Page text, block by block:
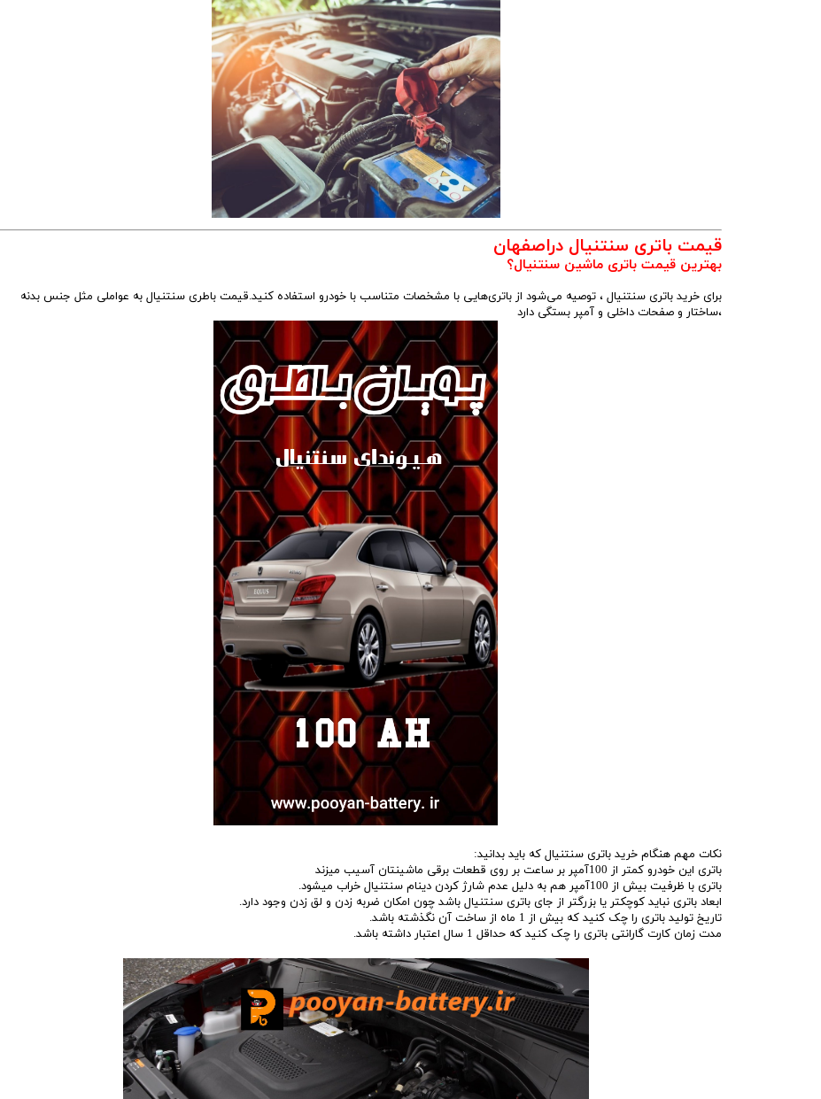
قیمت باتری سنتنیال دراصفهان
بهترین قیمت باتری ماشین سنتنیال؟
برای خرید باتری سنتنیال ، توصیه می‌شود از باتری‌هایی با مشخصات متناسب با خودرو استفاده کنید.قیمت باطری سنتنیال به عواملی مثل جنس بدنه
،ساختار و صفحات داخلی و آمپر بستگی دارد
نکات مهم هنگام خرید باتری سنتنیال که باید بدانید:
باتری این خودرو کمتر از 100آمپر بر ساعت بر روی قطعات برقی ماشینتان آسیب میزند
باتری با ظرفیت بیش از 100آمپر هم به دلیل عدم شارژ کردن دینام سنتنیال خراب میشود.
ابعاد باتری نباید کوچکتر یا بزرگتر از جای باتری سنتنیال باشد چون امکان ضربه زدن و لق زدن وجود دارد.
تاریخ تولید باتری را چک کنید که بیش از 1 ماه از ساخت آن نگذشته باشد.
مدت زمان کارت گارانتی باتری را چک کنید که حداقل 1 سال اعتبار داشته باشد.